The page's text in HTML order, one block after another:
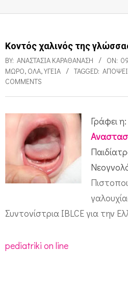
Κοντός χαλινός της
BY: ΑΝΑΣΤΑΣΊΑ ΚΑΡΑΘΑΝΆΣΗ ON:
ΜΩΡΌ, ΌΛΑ,ΥΓΕΊΑ TAGGED:
COMMENTS
ν
τ
ς
α
Γράφει η:
Συντονίστρια IBLCE για την
pediatriki on line